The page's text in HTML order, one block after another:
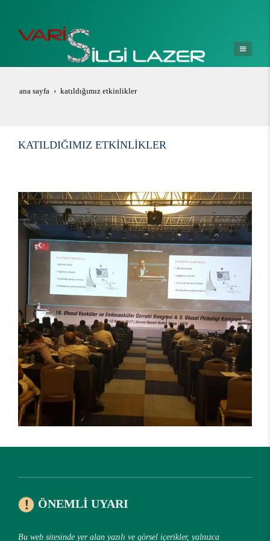
ana sayfa katıldığımız etkinlikler
KATILDIĞIMIZ ETKINLIKLER
ÖNEMLI UYARI
Bu web sitesinde yer alan yazılı ve görsel içerikler, yalnızca